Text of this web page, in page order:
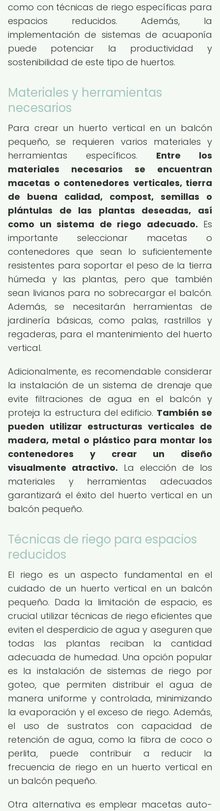
como con técnicas de riego específicas para
espacios reducidos. Además, la
implementación de sistemas de acuaponía
puede potenciar la productividad y
sostenibilidad de este tipo de huertos.
Materiales y herramientas
necesarios
Para crear un huerto vertical en un balcón
pequeño, se requieren varios materiales y
herramientas específicos. Entre los
materiales necesarios se encuentran
macetas o contenedores verticales, tierra
de buena calidad, compost, semillas o
plántulas de las plantas deseadas, así
como un sistema de riego adecuado. Es
importante seleccionar macetas o
contenedores que sean lo suficientemente
resistentes para soportar el peso de la tierra
húmeda y las plantas, pero que también
sean livianos para no sobrecargar el balcón.
Además, se necesitarán herramientas de
jardinería básicas, como palas, rastrillos y
regaderas, para el mantenimiento del huerto
vertical.
Adicionalmente, es recomendable considerar
la instalación de un sistema de drenaje que
evite filtraciones de agua en el balcón y
proteja la estructura del edificio. También se
pueden utilizar estructuras verticales de
madera, metal o plástico para montar los
contenedores y crear un diseño
visualmente atractivo. La elección de los
materiales y herramientas adecuados
garantizará el éxito del huerto vertical en un
balcón pequeño.
Técnicas de riego para espacios
reducidos
El riego es un aspecto fundamental en el
cuidado de un huerto vertical en un balcón
pequeño. Dada la limitación de espacio, es
crucial utilizar técnicas de riego eficientes que
eviten el desperdicio de agua y aseguren que
todas las plantas reciban la cantidad
adecuada de humedad. Una opción popular
es la instalación de sistemas de riego por
goteo, que permiten distribuir el agua de
manera uniforme y controlada, minimizando
la evaporación y el exceso de riego. Además,
el uso de sustratos con capacidad de
retención de agua, como la fibra de coco o
perlita, puede contribuir a reducir la
frecuencia de riego en un huerto vertical en
un balcón pequeño.
Otra alternativa es emplear macetas auto-